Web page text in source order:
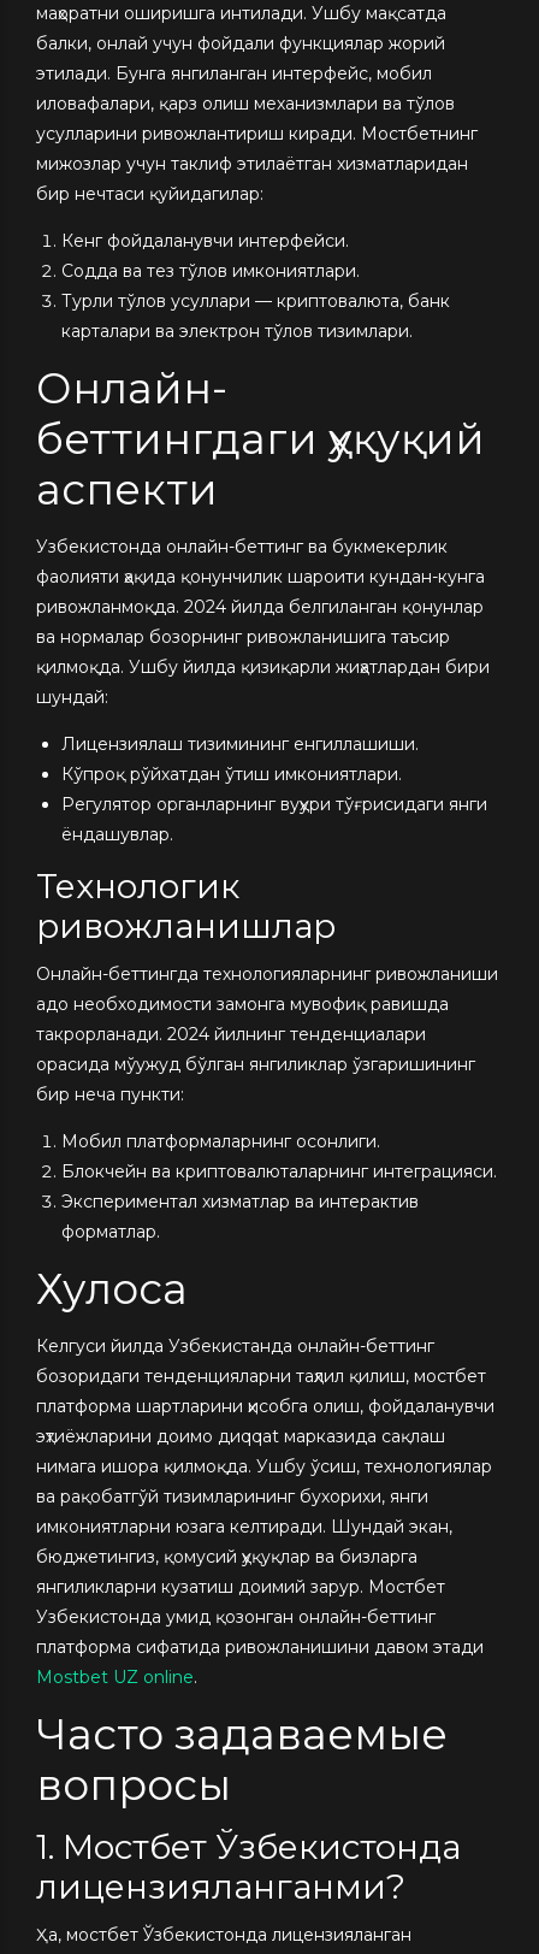
маҳоратни оширишга интилади. Ушбу мақсатда
балки, онлай учун фойдали функциялар жорий
этилади. Бунга янгиланган интерфейс, мобил
иловафалари, қарз олиш механизмлари ва тўлов
усулларини ривожлантириш киради. Мостбетнинг
мижозлар учун таклиф этилаётган хизматларидан
бир нечтаси қуйидагилар:
Кенг фойдаланувчи интерфейси.
Содда ва тез тўлов имкониятлари.
Турли тўлов усуллари — криптовалюта, банк
карталари ва электрон тўлов тизимлари.
Онлайн-
беттингдаги ҳуқуқий
аспекти
Узбекистонда онлайн-беттинг ва букмекерлик
фаолияти ҳақида қонунчилик шароити кундан-кунга
ривожланмоқда. 2024 йилда белгиланган қонунлар
ва нормалар бозорнинг ривожланишига таъсир
қилмоқда. Ушбу йилда қизиқарли жиҳатлардан бири
шундай:
Лицензиялаш тизимининг енгиллашиши.
Кўпроқ рўйхатдан ўтиш имкониятлари.
Регулятор органларнинг вуҳури тўғрисидаги янги
ёндашувлар.
Технологик
ривожланишлар
Онлайн-беттингда технологияларнинг ривожланиши
адо необходимости замонга мувофиқ равишда
такрорланади. 2024 йилнинг тенденциалари
орасида мўужуд бўлган янгиликлар ўзгаришининг
бир неча пункти:
Мобил платформаларнинг осонлиги.
Блокчейн ва криптовалюталарнинг интеграцияси.
Экспериментал хизматлар ва интерактив
форматлар.
Хулоса
Келгуси йилда Узбекистанда онлайн-беттинг
бозоридаги тенденцияларни таҳлил қилиш, мостбет
платформа шартларини ҳисобга олиш, фойдаланувчи
эҳтиёжларини доимо диqqat марказида сақлаш
нимага ишора қилмоқда. Ушбу ўсиш, технологиялар
ва рақобатгўй тизимларининг бухорихи, янги
имкониятларни юзага келтиради. Шундай экан,
бюджетингиз, қомусий ҳуқуқлар ва бизларга
янгиликларни кузатиш доимий зарур. Мостбет
Узбекистонда умид қозонган онлайн-беттинг
платформа сифатида ривожланишини давом этади
Mostbet UZ online.
Часто задаваемые
вопросы
1. Мостбет Ўзбекистонда
лицензияланганми?
Ҳа, мостбет Ўзбекистонда лицензияланган